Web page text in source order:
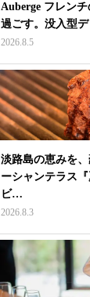
Auberge フレン
過ごす。没入型
2026.8.5
淡路島の恵みを
ーシャンテラス
ビ…
2026.8.3